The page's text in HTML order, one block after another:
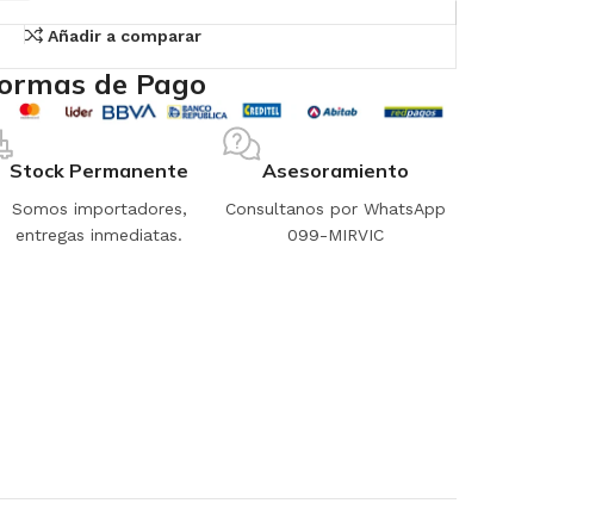
Añadir a comparar
de Pago
Stock Permanente
Somos importadores,
entregas inmediatas.
Asesoramiento
Consultanos por WhatsApp
099-MIRVIC